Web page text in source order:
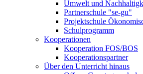
Umwelt und
Partnerschule "se-gu"
Projektschule
Schulprogramm
Kooperationen
Kooperation FOS/BOS
Kooperationspartner
Über den Unterricht hinaus